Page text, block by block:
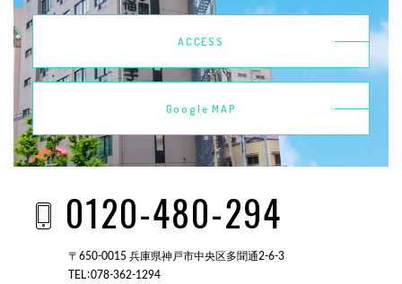
ACCESS
Google MAP
0120-480-294
〒650-0015 兵庫県神戸市中央区多聞通2-6-3
TEL：078-362-1294